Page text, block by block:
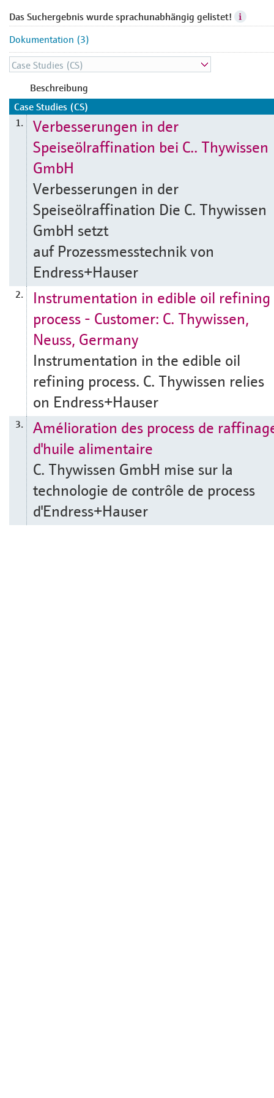
Das Suchergebnis wurde sprachunabhängig gelistet!
Dokumentation (3)
Beschreibung
Case Studies (CS)
1.
Verbesserungen in der
Speiseölraffination bei C.. Thywissen
GmbH
Verbesserungen in der
Speiseölraffination Die C. Thywissen
GmbH setzt
auf Prozessmesstechnik von
Endress+Hauser
2.
Instrumentation in edible oil refining
process - Customer: C. Thywissen,
Neuss, Germany
Instrumentation in the edible oil
refining process. C. Thywissen relies
on Endress+Hauser
3.
Amélioration des process de
d'huile alimentaire
C. Thywissen GmbH mise sur la
technologie de contrôle de process
d'Endress+Hauser